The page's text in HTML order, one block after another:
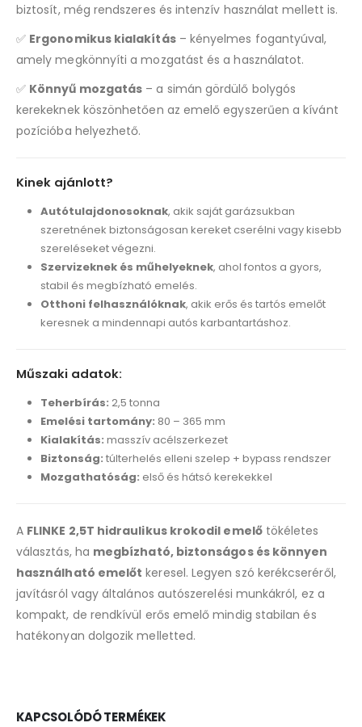
biztosít, még rendszeres és intenzív használat mellett is.
✅ Ergonomikus kialakítás– kényelmes fogantyúval,
amely megkönnyíti a mozgatást és a használatot.
✅ Könnyű mozgatás – a simán gördülő bolygós
kerekeknek köszönhetően az emelő egyszerűen a kívánt
pozícióba helyezhető.
Kinek ajánlott?
Autótulajdonosoknak, akik saját garázsukban
szeretnének biztonságosan kereket cserélni vagy kisebb
szereléseket végezni.
Szervizeknek és műhelyeknek, ahol fontos a gyors,
stabil és megbízható emelés.
Otthoni felhasználóknak, akik erős és tartós emelőt
keresnek a mindennapi autós karbantartáshoz.
Műszaki adatok:
Teherbírás: 2,5 tonna
Emelési tartomány: 80 – 365 mm
Kialakítás: masszív acélszerkezet
Biztonság: túlterhelés elleni szelep + bypass rendszer
Mozgathatóság: első és hátsó kerekekkel
A FLINKE 2,5T hidraulikus krokodil emelőtökéletes
választás, ha megbízható, biztonságos és könnyen
használható emelőt keresel. Legyen szó kerékcseréről,
javításról vagy általános autószerelési munkákról, ez a
kompakt, de rendkívül erős emelő mindig stabilan és
hatékonyan dolgozik melletted.
KAPCSOLÓDÓ TERMÉKEK